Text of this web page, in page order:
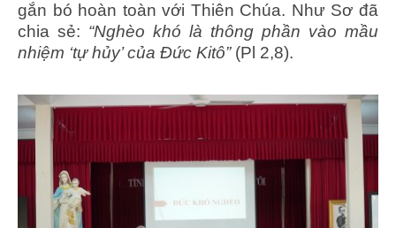
gắn bó hoàn toàn với Thiên Chúa. Như Sơ đã
chia sẻ: “Nghèo khó là thông phần vào mầu
nhiệm ‘tự hủy’ của Đức Kitô”(Pl 2,8).